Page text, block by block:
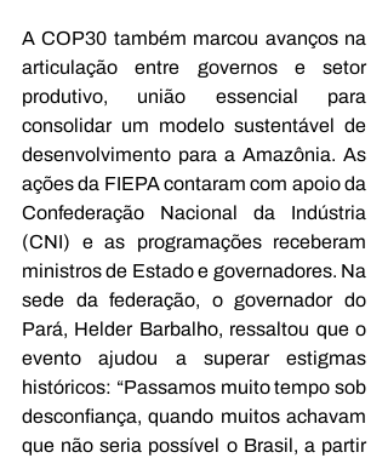
A COP30 também marcou avanços na
articulação entre governos e setor
produtivo, união essencial para
consolidar um modelo sustentável de
desenvolvimento para a Amazônia. As
ações da FIEPA contaram com apoio da
Confederação Nacional da Indústria
(CNI) e as programações receberam
ministros de Estado e governadores. Na
sede da federação, o governador do
Pará, Helder Barbalho, ressaltou que o
evento ajudou a superar estigmas
históricos: “Passamos muito tempo sob
desconfiança, quando muitos achavam
que não seria possível o Brasil, a partir